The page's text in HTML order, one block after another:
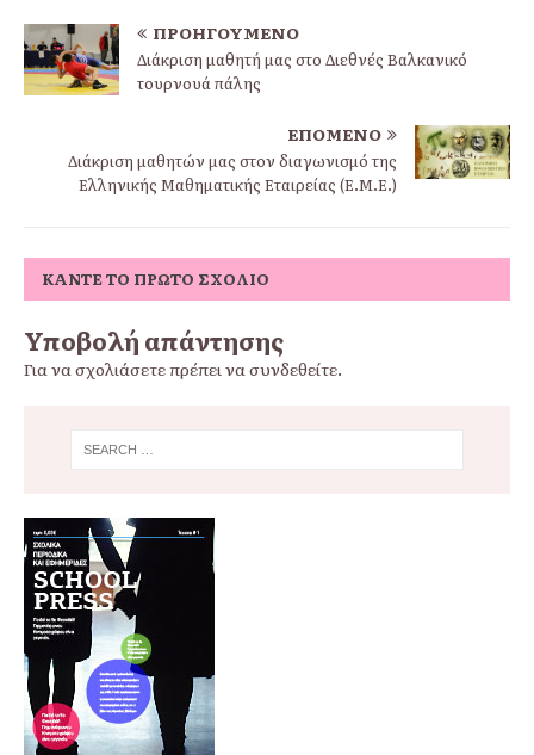
ΠΡΟΗΓΟΎΜΕΝΟ
Διάκριση μαθητή μας στο Διεθνές Βαλκανικό
τουρνουά πάλης
ΕΠΌΜΕΝΟ
Διάκριση μαθητών μας στον διαγωνισμό της
Ελληνικής Μαθηματικής Εταιρείας (Ε.Μ.Ε.)
ΚΆΝΤΕ ΤΟ ΠΡΏΤΟ ΣΧΌΛΙΟ
Υποβολή απάντησης
Για να σχολιάσετε πρέπει να συνδεθείτε.